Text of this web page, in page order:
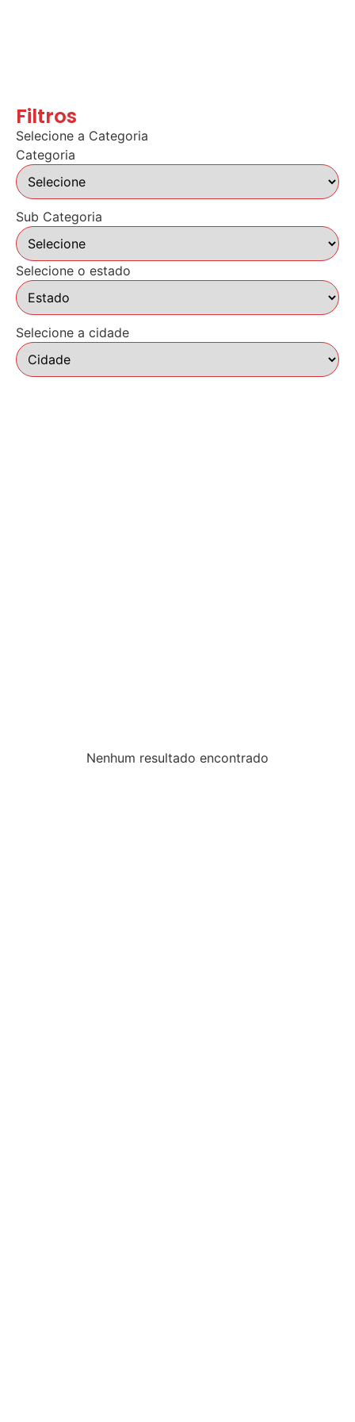
Filtros
Selecione a Categoria
Categoria
Sub Categoria
Selecione o estado
Selecione a cidade
Nenhum resultado encontrado